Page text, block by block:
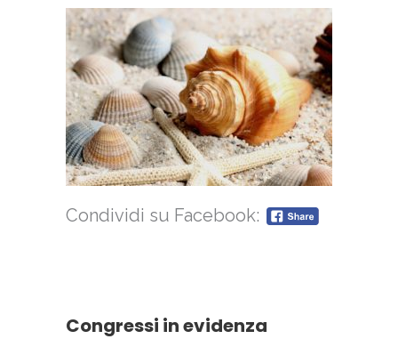
Condividi su Facebook:
Congressi in evidenza